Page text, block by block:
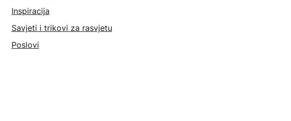
Inspiracija
Savjeti i trikovi za rasvjetu
Poslovi